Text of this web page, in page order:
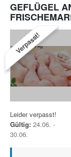
GEFLÜGEL
Verpasst!
Leider verpasst!
Gültig: 24.06. -
30.06.